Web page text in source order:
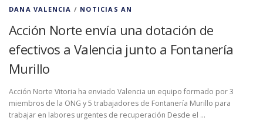
DANA VALENCIA / NOTICIAS AN
Acción Norte envía una dotación de
efectivos a Valencia junto a Fontanería
Murillo
Acción Norte Vitoria ha enviado Valencia un equipo formado por 3
miembros de la ONG y 5 trabajadores de Fontanería Murillo para
trabajar en labores urgentes de recuperación Desde el …